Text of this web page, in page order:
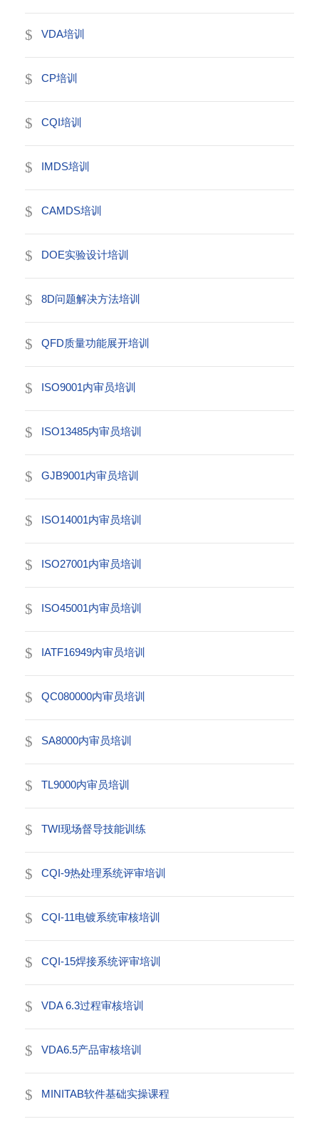
VDA培训
CP培训
CQI培训
IMDS培训
CAMDS培训
DOE实验设计培训
8D问题解决方法培训
QFD质量功能展开培训
ISO9001内审员培训
ISO13485内审员培训
GJB9001内审员培训
ISO14001内审员培训
ISO27001内审员培训
ISO45001内审员培训
IATF16949内审员培训
QC080000内审员培训
SA8000内审员培训
TL9000内审员培训
TWI现场督导技能训练
CQI-9热处理系统评审培训
CQI-11电镀系统审核培训
CQI-15焊接系统评审培训
VDA 6.3过程审核培训
VDA6.5产品审核培训
MINITAB软件基础实操课程